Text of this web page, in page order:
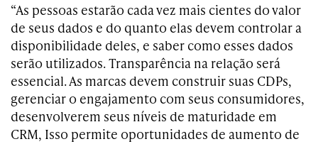
“As pessoas estarão cada vez mais cientes do valor
de seus dados e do quanto elas devem controlar a
disponibilidade deles, e saber como esses dados
serão utilizados. Transparência na relação será
essencial. As marcas devem construir suas CDPs,
gerenciar o engajamento com seus consumidores,
desenvolverem seus níveis de maturidade em
CRM, Isso permite oportunidades de aumento de